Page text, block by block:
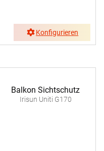
Konfigurieren
Balkon Sichtschutz
Irisun Uniti G170